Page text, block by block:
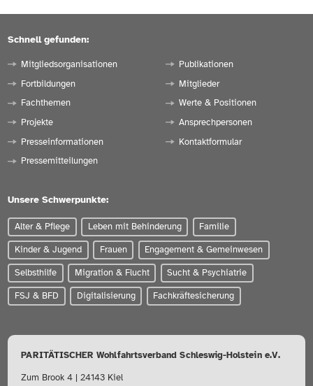
Schnell gefunden:
Mitgliedsorganisationen
Fortbildungen
Fachthemen
Projekte
Presseinformationen
Pressemitteilungen
Publikationen
Mitglieder
Werte & Positionen
Ansprechpersonen
Kontaktformular
Unsere Schwerpunkte:
Alter & Pflege Leben mit Behinderung Familie
Kinder & Jugend Frauen Engagement & Gemeinwesen
Selbsthilfe Migration & Flucht Sucht & Psychiatrie
FSJ & BFD Digitalisierung Fachkräftesicherung
PARITÄTISCHER Wohlfahrtsverband Schleswig-Holstein e.V.
Zum Brook 4 | 24143 Kiel